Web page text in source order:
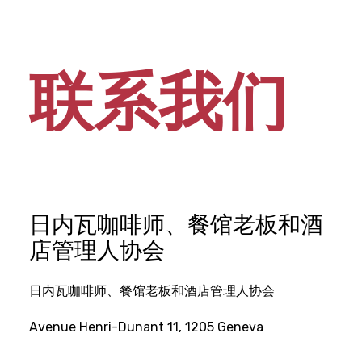
联系我们
日内瓦咖啡师、餐馆老板和酒
店管理人协会
日内瓦咖啡师、餐馆老板和酒店管理人协会
Avenue Henri-Dunant 11, 1205 Geneva